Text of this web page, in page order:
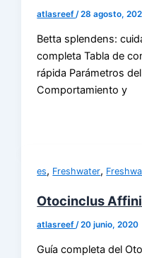
atlasreef /28 agosto,
Betta splendens:
completa Tabla de
rápida Parámetros
Comportamiento y
es, Freshwater,
Otocinclus
atlasreef/20 junio, 2020
Guía completa del